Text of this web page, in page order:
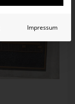
Impressum